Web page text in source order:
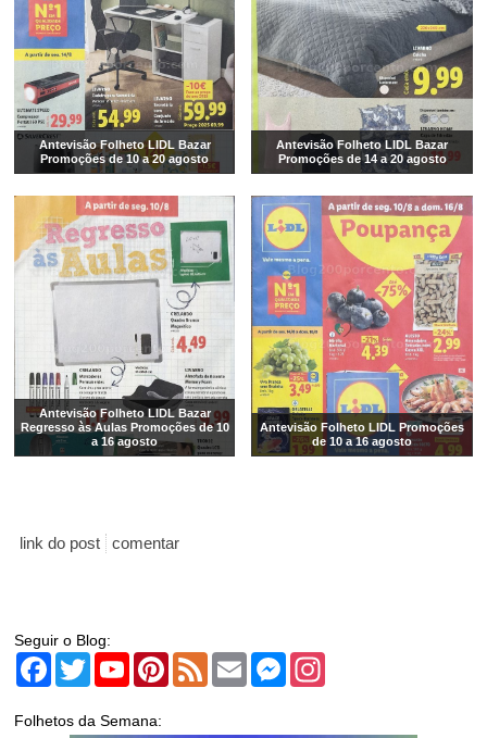
Antevisão Folheto LIDL Bazar
Promoções de 10 a 20 agosto
Antevisão Folheto LIDL Bazar
Promoções de 14 a 20 agosto
Antevisão Folheto LIDL Bazar
Regresso às Aulas Promoções de 10
a 16 agosto
Antevisão Folheto LIDL Promoções
de 10 a 16 agosto
link do post comentar
Seguir o Blog:
Facebook
TwitterYouTubePinterest
Feed Email Messenger
Folhetos da Semana: